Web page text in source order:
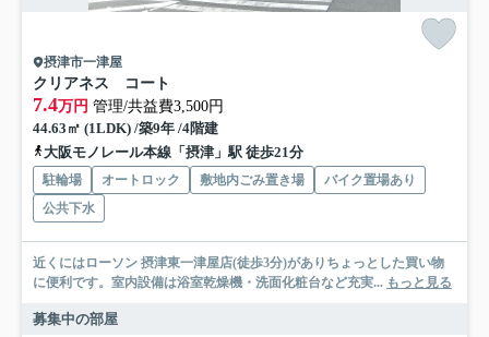
摂津市一津屋
クリアネス コート
7.4万円 管理/共益費3,500円
44.63㎡ (1LDK) /築9年 /4階建
大阪モノレール本線「摂津」駅 徒歩21分
駐輪場 オートロック 敷地内ごみ置き場
バイク置場あり
公共下水
近くにはローソン 摂津東一津屋店(徒歩3分)がありちょっとした買い物
に便利です。室内設備は浴室乾燥機・洗面化粧台など充実... もっと見る
募集中の部屋